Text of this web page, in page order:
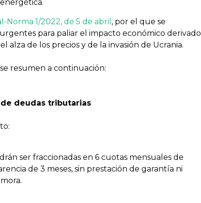
Norma 1/2022, de 5 de abril , por el que se
para paliar el impacto económico derivado
alza de los precios y de la invasión de Ucrania.
resumen a continuación:
deudas tributarias
ser fraccionadas en 6 cuotas mensuales de
de 3 meses, sin prestación de garantía ni